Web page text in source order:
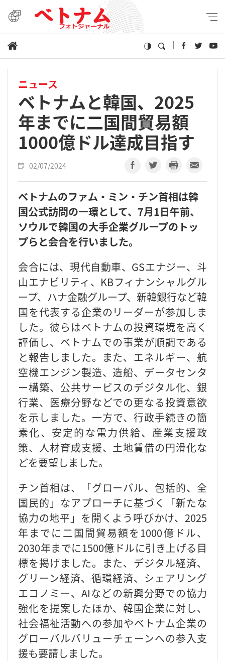
ニュース
ベトナムと韓国、2025
年までに二国間貿易額
1000億ドル達成目指す
02/07/2024
ベトナムのファム・ミン・チン首相は韓
国公式訪問の一環として、7月1日午前、
ソウルで韓国の大手企業グループのトッ
プらと会合を行いました。
会合には、現代自動車、GSエナジー、斗
山エナビリティ、KBフィナンシャルグル
ープ、ハナ金融グループ、新韓銀行など韓
国を代表する企業のリーダーが参加しま
した。彼らはベトナムの投資環境を高く
評価し、ベトナムでの事業が順調である
と報告しました。また、エネルギー、航
空機エンジン製造、造船、データセンタ
ー構築、公共サービスのデジタル化、銀
行業、医療分野などでの更なる投資意欲
を示しました。一方で、行政手続きの簡
素化、安定的な電力供給、産業支援政
策、人材育成支援、土地賃借の円滑化な
どを要望しました。
チン首相は、「グローバル、包括的、全
国民的」なアプローチに基づく「新たな
協力の地平」を開くよう呼びかけ、2025
年までに二国間貿易額を1000億ドル、
2030年までに1500億ドルに引き上げる目
標を掲げました。また、デジタル経済、
グリーン経済、循環経済、シェアリング
エコノミー、AIなどの新興分野での協力
強化を提案したほか、韓国企業に対し、
社会福祉活動への参加やベトナム企業の
グローバルバリューチェーンへの参入支
援も要請しました。